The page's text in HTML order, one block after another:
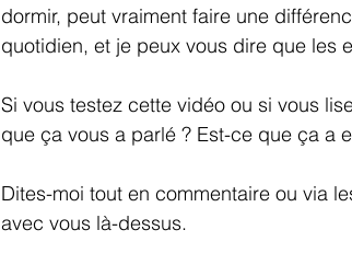
dormir, peut vraiment faire une
quotidien, et je peux vous dire que les
Si vous testez cette vidéo ou si vous
que ça vous a parlé ? Est-ce que ça a
Dites-moi tout en commentaire ou via
avec vous là-dessus.